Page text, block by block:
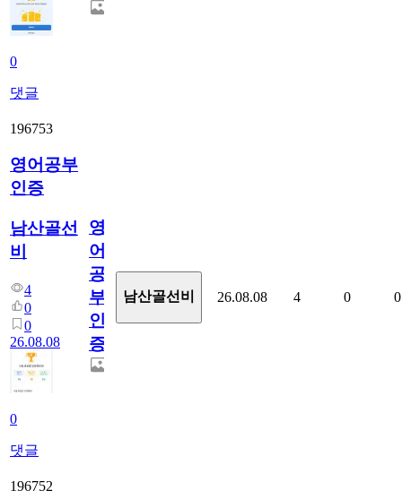
0
댓글
196753
영어공부
인증
남산골선
비
4
0
0
26.08.08
0
댓글
영
어
공
부
인
증
남산골선비 26.08.08 4 0 0
196752